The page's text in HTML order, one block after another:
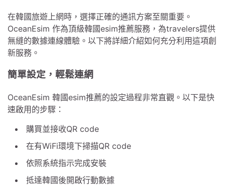
在韓國旅遊上網時，選擇正確的通訊方案至關重要。
OceanEsim 作為頂級韓國esim推薦服務，為travelers提供
無縫的數據連線體驗。以下將詳細介紹如何充分利用這項創
新服務。
簡單設定，輕鬆連網
OceanEsim 韓國esim推薦的設定過程非常直觀。以下是快
速啟用的步驟：
購買並接收QR code
在有WiFi環境下掃描QR code
依照系統指示完成安裝
抵達韓國後開啟行動數據